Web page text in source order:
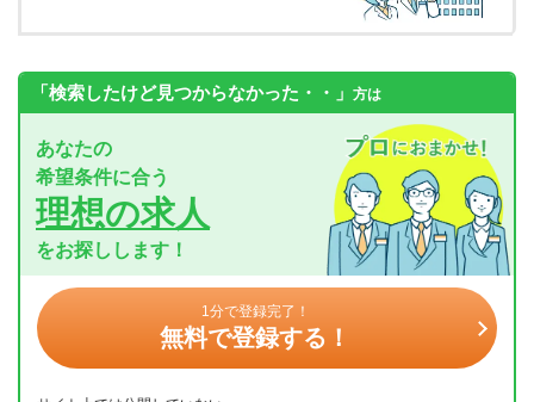
「検索したけど見つからなかった・・」 方は
あなたの
希望条件に合う
理想の求人
をお探しします！
1分で登録完了！
無料で登録する！